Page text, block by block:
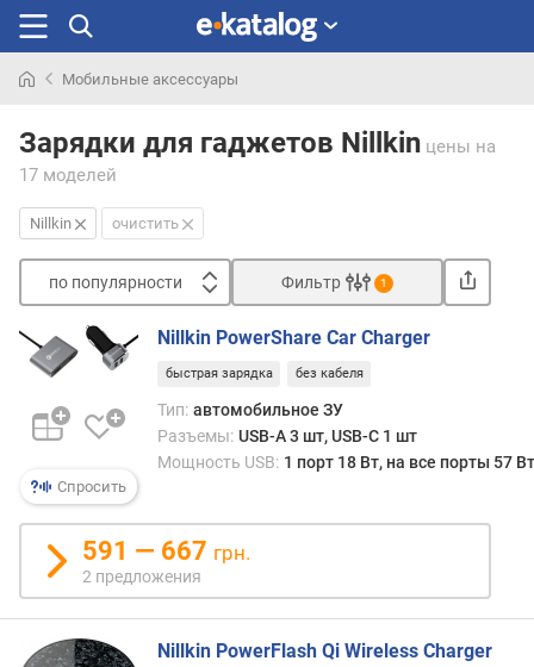
раньше
Мобильные аксессуары
Зарядки для гаджетов Nillkin цены на
17 моделей
Nillkin очистить
по популярности
п
о
п
о
у
л
я
р
н
о
т
Фильтр 1
Спросить
Nillkin PowerShare Car Charger
быстрая зарядка без кабеля
Тип: автомобильное ЗУ
Разъемы: USB-A 3 шт, USB-C 1 шт
Мощность USB: 1 порт 18 Вт, на все порты 57 Вт
591 — 667 грн.
2 предложения
Nillkin PowerFlash Qi Wireless Charger